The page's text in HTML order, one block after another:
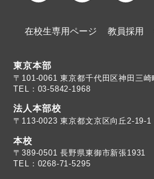
在校生専用ページ 教員採用
東京本部
TEL：03-5842-1968
法人本部校
〒113-0023 東京都文京区向丘2-19-1
本校
TEL：0268-71-5295